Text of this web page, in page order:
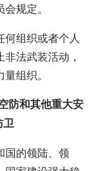
规定。
组织或者个人
法武装活动，
组织。
防和其他重大安
卫
的领陆、领